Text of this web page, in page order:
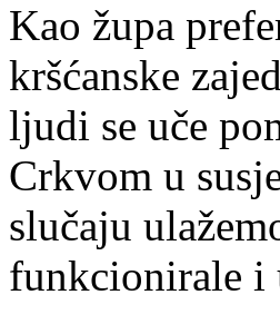
Kao župa
kršćanske
ljudi se uče
Crkvom u
slučaju
funkcionirale